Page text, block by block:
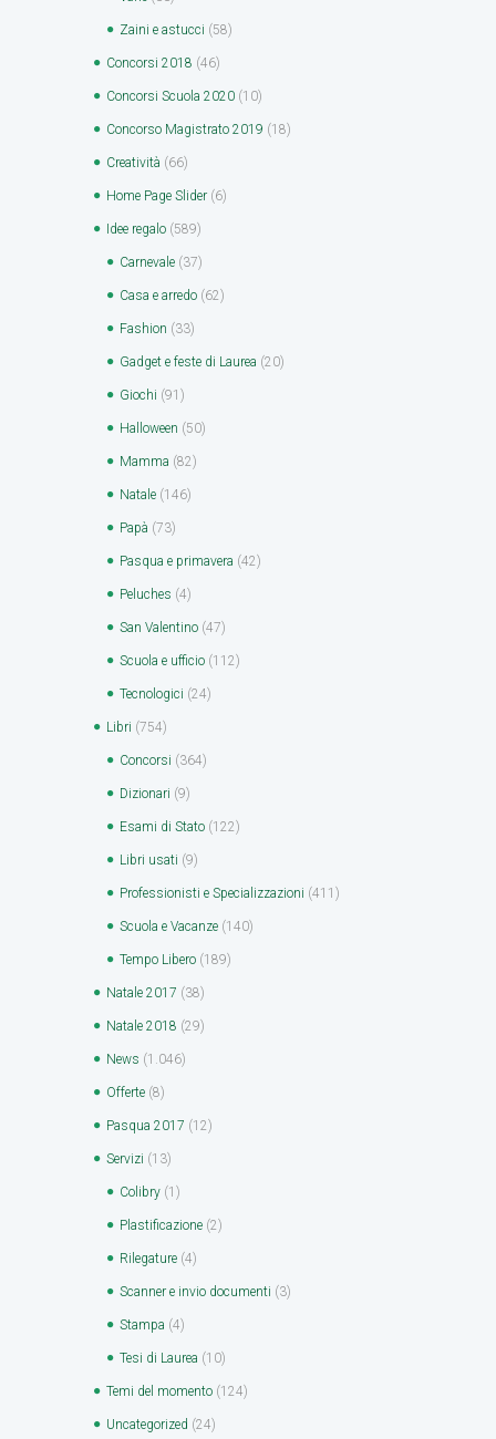
Zaini e astucci (58)
Concorsi 2018 (46)
Concorsi Scuola 2020 (10)
Concorso Magistrato 2019 (18)
Creatività (66)
Home Page Slider (6)
Idee regalo (589)
Carnevale (37)
Casa e arredo (62)
Fashion (33)
Gadget e feste di Laurea (20)
Giochi (91)
Halloween (50)
Mamma (82)
Natale (146)
Papà (73)
Pasqua e primavera (42)
Peluches (4)
San Valentino (47)
Scuola e ufficio (112)
Tecnologici (24)
Libri (754)
Concorsi (364)
Dizionari (9)
Esami di Stato (122)
Libri usati (9)
Professionisti e Specializzazioni (411)
Scuola e Vacanze (140)
Tempo Libero (189)
Natale 2017 (38)
Natale 2018 (29)
News (1.046)
Offerte (8)
Pasqua 2017 (12)
Servizi (13)
Colibry (1)
Plastificazione (2)
Rilegature (4)
Scanner e invio documenti (3)
Stampa (4)
Tesi di Laurea (10)
Temi del momento (124)
Uncategorized (24)